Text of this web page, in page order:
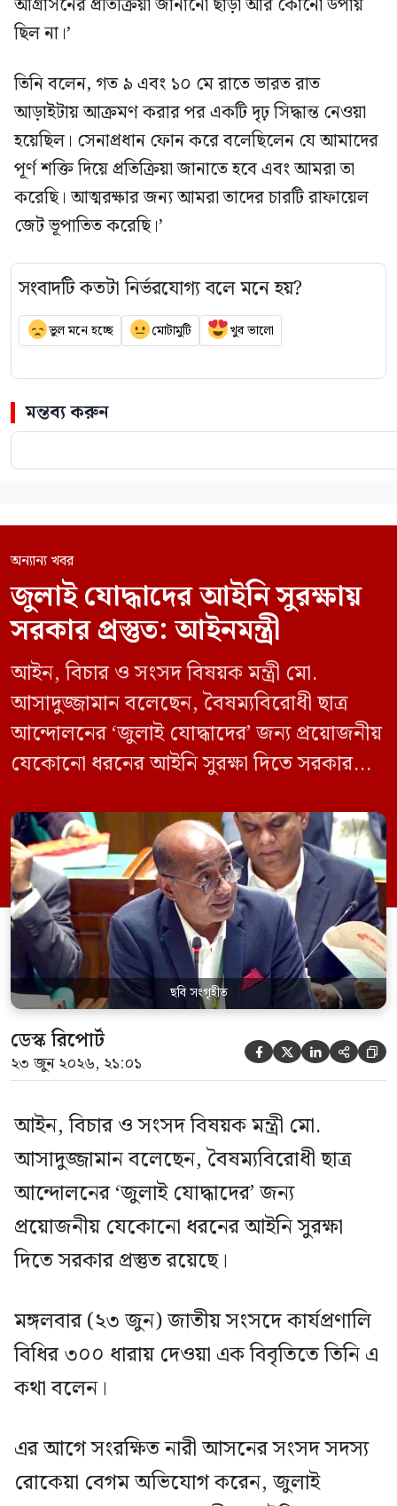
ছিল না।’
তিনি বলেন, গত ৯ এবং ১০ মে রাতে ভারত রাত
আড়াইটায় আক্রমণ করার পর একটি দৃঢ় সিদ্ধান্ত নেওয়া
হয়েছিল। সেনাপ্রধান ফোন করে বলেছিলেন যে আমাদের
পূর্ণ শক্তি দিয়ে প্রতিক্রিয়া জানাতে হবে এবং আমরা তা
করেছি। আত্মরক্ষার জন্য আমরা তাদের চারটি রাফায়েল
জেট ভূপাতিত করেছি।’
সংবাদটি কতটা নির্ভরযোগ্য বলে মনে হয়?
ভুল মনে হচ্ছে মোটামুটি খুব ভালো
মন্তব্য করুন
অন্যান্য খবর
জুলাই যোদ্ধাদের আইনি সুরক্ষায়
সরকার প্রস্তুত: আইনমন্ত্রী
আইন, বিচার ও সংসদ বিষয়ক মন্ত্রী মো.
আসাদুজ্জামান বলেছেন, বৈষম্যবিরোধী ছাত্র
আন্দোলনের ‘জুলাই যোদ্ধাদের’ জন্য প্রয়োজনীয়
যেকোনো ধরনের আইনি সুরক্ষা দিতে সরকার
সংসদে কার্যপ্রণালি বিধির ৩০০ ধারায় দেওয়া
এক বিবৃতিতে তিনি এ কথা বলেন। এর আগে
সংরক্ষিত নারী আসনের সংসদ সদস্য রোকেয়া
বেগম অভিযোগ করেন, জুলাই আন্দোলনের
অংশগ্রহণকারীরা আইনি […]
ছবি সংগৃহীত
ডেস্ক রিপোর্ট
২৩ জুন ২০২৬, ২১:০১     
আইন, বিচার ও সংসদ বিষয়ক মন্ত্রী মো.
আসাদুজ্জামান বলেছেন, বৈষম্যবিরোধী ছাত্র
আন্দোলনের ‘জুলাই যোদ্ধাদের’ জন্য
প্রয়োজনীয় যেকোনো ধরনের আইনি সুরক্ষা
দিতে সরকার প্রস্তুত রয়েছে।
মঙ্গলবার (২৩ জুন) জাতীয় সংসদে কার্যপ্রণালি
বিধির ৩০০ ধারায় দেওয়া এক বিবৃতিতে তিনি এ
কথা বলেন।
এর আগে সংরক্ষিত নারী আসনের সংসদ সদস্য
রোকেয়া বেগম অভিযোগ করেন, জুলাই